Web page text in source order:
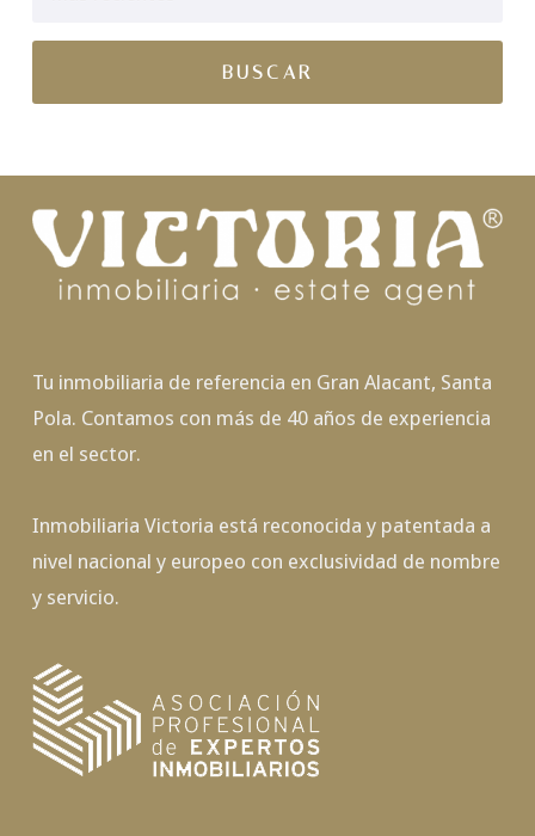
Tu inmobiliaria de referencia en Gran Alacant, Santa
Pola. Contamos con más de 40 años de experiencia
en el sector.
Inmobiliaria Victoria está reconocida y patentada a
nivel nacional y europeo con exclusividad de nombre
y servicio.